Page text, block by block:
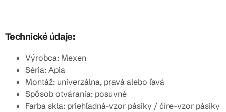
Technické údaje:
Výrobca: Mexen
Séria: Apia
Montáž: univerzálna, pravá alebo ľavá
Spôsob otvárania: posuvné
Farba skla: priehľadná-vzor pásiky / číre-vzor pásiky